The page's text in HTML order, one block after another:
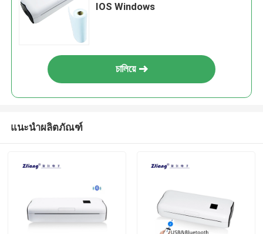
IOS Windows
চালিয়ে
แนะนำผลิตภัณฑ์